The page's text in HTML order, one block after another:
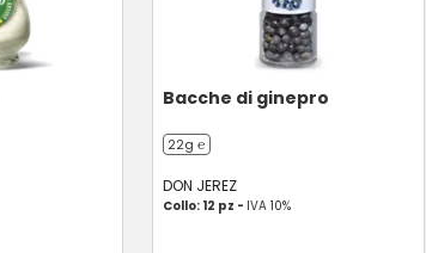
Bacche di ginepro
22g ℮
DON JEREZ
Collo: 12 pz - IVA 10%